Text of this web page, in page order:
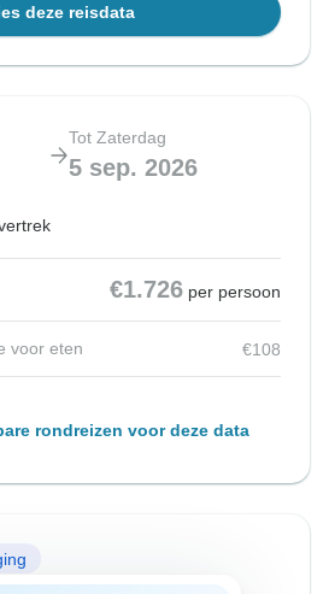
deze reisdata
Tot Zaterdag
5 sep. 2026
€1.726 per persoon
voor eten €108
rondreizen voor deze data